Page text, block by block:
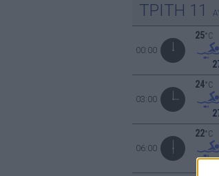
ΤΡΙΤΗ 11
00:00
25°C
03:00
24°C
06:00
22°C